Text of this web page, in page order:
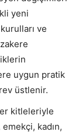
yeni
ve
uygun pratik
üstlenir.
kitleleriyle
kadın,